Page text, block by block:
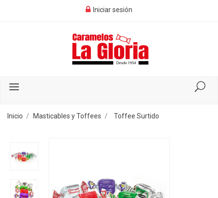
Iniciar sesión
Inicio Masticables y Toffees Toffee Surtido